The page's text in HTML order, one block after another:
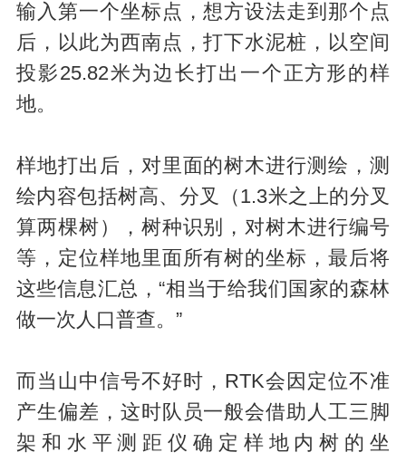
输入第一个坐标点，想方设法走到那个点
后，以此为西南点，打下水泥桩，以空间
投影25.82米为边长打出一个正方形的样
地。
样地打出后，对里面的树木进行测绘，测
绘内容包括树高、分叉（1.3米之上的分叉
算两棵树），树种识别，对树木进行编号
等，定位样地里面所有树的坐标，最后将
这些信息汇总，“相当于给我们国家的森林
做一次人口普查。”
而当山中信号不好时，RTK会因定位不准
产生偏差，这时队员一般会借助人工三脚
架和水平测距仪确定样地内树的坐